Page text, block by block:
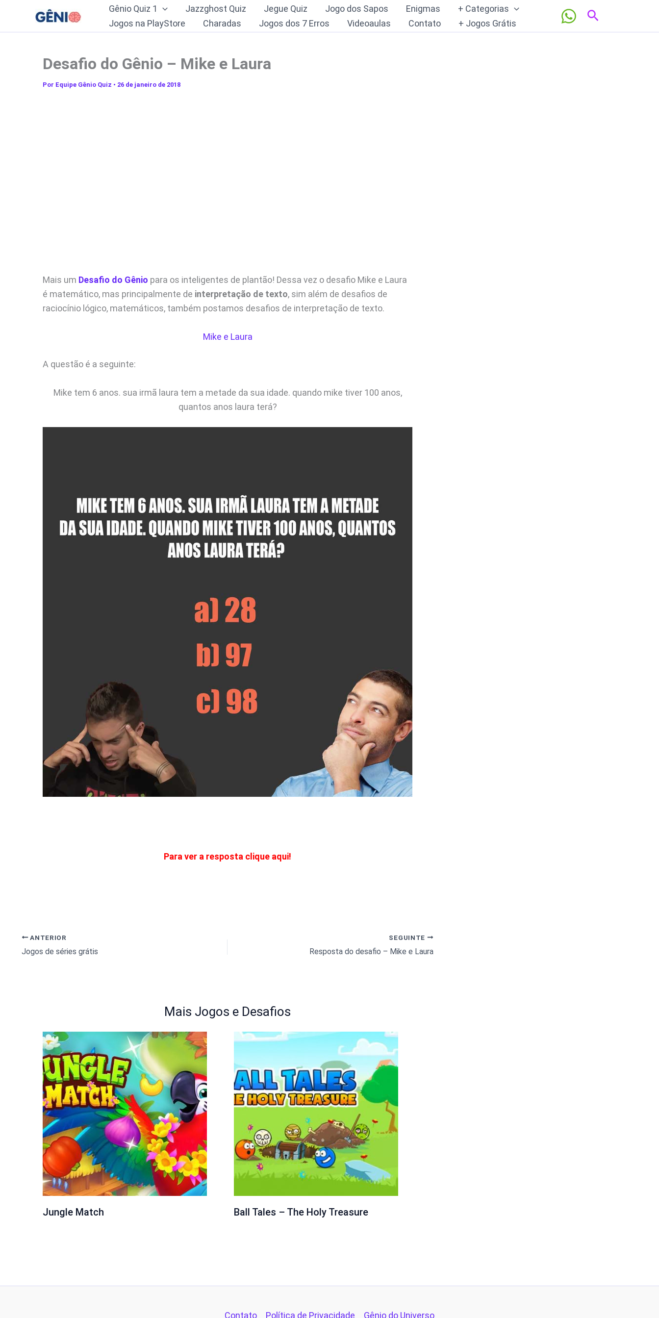
o
Gênio Quiz 1 Jazzghost Quiz Jegue Quiz Jogo dos Sapos Enigmas
+ Categorias
Jogos na PlayStore
Charadas Jogos dos 7 Erros Videoaulas Contato + Jogos Grátis
Pesquisar
Desafio do Gênio – Mike e Laura
Por Equipe Gênio Quiz • 26 de janeiro de 2018
Mais um Desafio do Gênio para os inteligentes de plantão! Dessa vez o desafio Mike e Laura
é matemático, mas principalmente de interpretação de texto, sim além de desafios de
raciocínio lógico, matemáticos, também postamos desafios de interpretação de texto.
Mike e Laura
A questão é a seguinte:
Mike tem 6 anos. sua irmã laura tem a metade da sua idade. quando mike tiver 100 anos,
quantos anos laura terá?
Para ver a resposta clique aqui!
ANTERIOR
Jogos de séries grátis
SEGUINTE
Resposta do desafio – Mike e Laura
Mais Jogos e Desafios
Jungle Match Ball Tales – The Holy Treasure
Contato Política de Privacidade Gênio do Universo